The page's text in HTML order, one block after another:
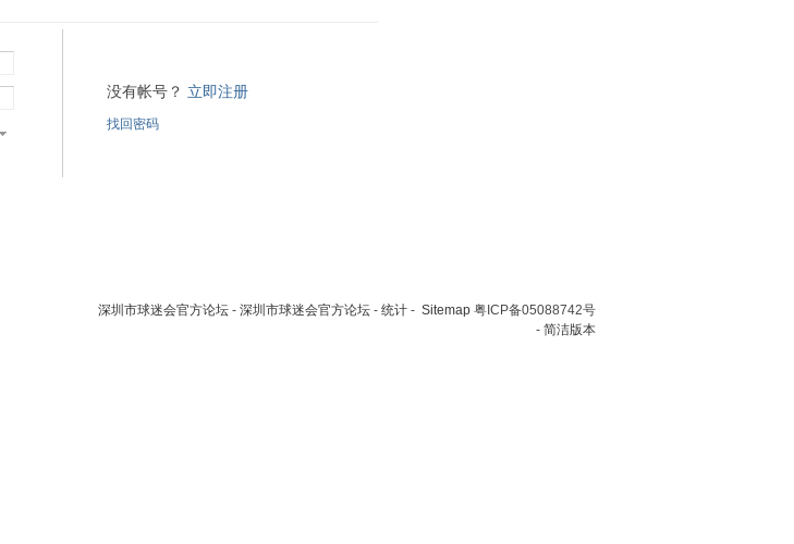
没有帐号？ 立即注册
找回密码
深圳市球迷会官方论坛 - 深圳市球迷会官方论坛 - 统计 - Sitemap 粤ICP备05088742号
- 简洁版本